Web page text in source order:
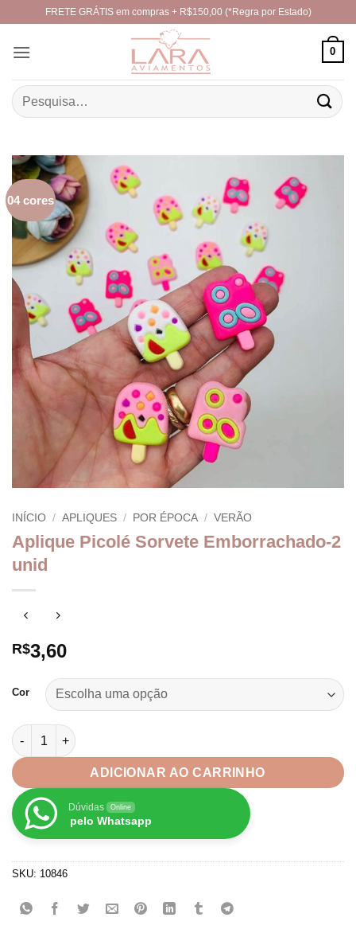
content
FRETE GRÁTIS em compras + R$150,00 (*Regra por Estado)
0
Pesquisar
por:
04 cores
INÍCIO / APLIQUES / POR ÉPOCA / VERÃO
Aplique Picolé Sorvete Emborrachado-2
unid
R$3,60
Cor
Aplique Picolé Sorvete Emborrachado-2 unid quantidade
ADICIONAR AO CARRINHO
Dúvidas Online
pelo Whatsapp
SKU: 10846